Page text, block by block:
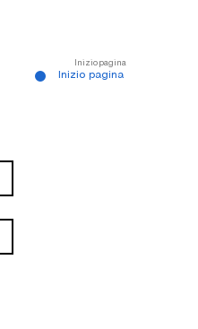
Inizio pagina
Inizio pagina